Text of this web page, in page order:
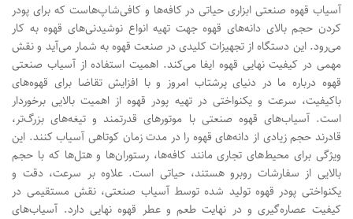
آسیاب قهوه صنعتی ابزاری حیاتی در کافه‌ها و کافی‌شاپ‌هاست که برای پودر
کردن حجم بالای دانه‌های قهوه جهت تهیه انواع نوشیدنی‌های قهوه به کار
می‌رود. این دستگاه از تجهیزات کلیدی در صنعت قهوه به شمار می‌آید و نقش
مهمی در کیفیت نهایی قهوه ایفا می‌کند. اهمیت استفاده از آسیاب صنعتی
قهوه درباره ما در دنیای پرشتاب امروز و با افزایش تقاضا برای قهوه‌های
باکیفیت، سرعت و یکنواختی در تهیه پودر قهوه از اهمیت بالایی برخوردار
است. آسیاب‌های قهوه صنعتی با موتورهای قدرتمند و تیغه‌های بزرگ‌تر،
قادرند حجم زیادی از دانه‌های قهوه را در مدت زمان کوتاهی آسیاب کنند. این
ویژگی برای محیط‌های تجاری مانند کافه‌ها، رستوران‌ها و هتل‌ها که با حجم
بالایی از سفارشات روبرو هستند، حیاتی است. علاوه بر سرعت، دقت و
یکنواختی پودر قهوه تولید شده توسط آسیاب صنعتی، نقش مستقیمی در
کیفیت عصاره‌گیری و در نهایت طعم و عطر قهوه نهایی دارد. آسیاب‌های